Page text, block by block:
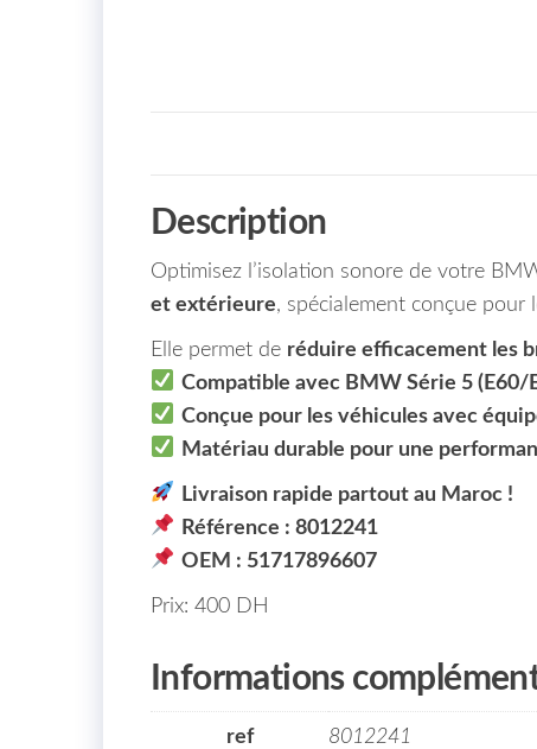
Description
Optimisez l’isolation sonore de votre
et extérieure, spécialement conçue pour
Elle permet de réduire efficacement les
Compatible avec BMW Série 5 (E60/
Conçue pour les véhicules avec
Matériau durable pour une
Livraison rapide partout au Maroc !
Référence : 8012241
OEM : 51717896607
Prix: 400 DH
Informations
ref 8012241